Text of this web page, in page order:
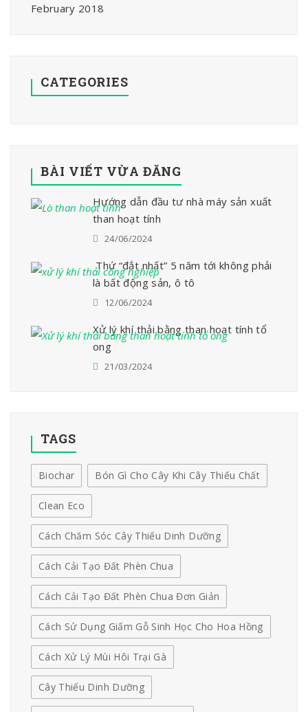
February 2018
CATEGORIES
BÀI VIẾT VỪA ĐĂNG
Hướng dẫn đầu tư nhà máy sản xuất
than hoạt tính
24/06/2024
Thứ “đắt nhất” 5 năm tới không phải
là bất động sản, ô tô
12/06/2024
Xử lý khí thải bằng than hoạt tính tổ
ong
21/03/2024
TAGS
Biochar Bón Gì Cho Cây Khi Cây Thiếu Chất
Clean Eco
Cách Chăm Sóc Cây Thiếu Dinh Dưỡng
Cách Cải Tạo Đất Phèn Chua
Cách Cải Tạo Đất Phèn Chua Đơn Giản
Cách Sử Dụng Giấm Gỗ Sinh Học Cho Hoa Hồng
Cách Xử Lý Mùi Hôi Trại Gà
Cây Thiếu Dinh Dưỡng